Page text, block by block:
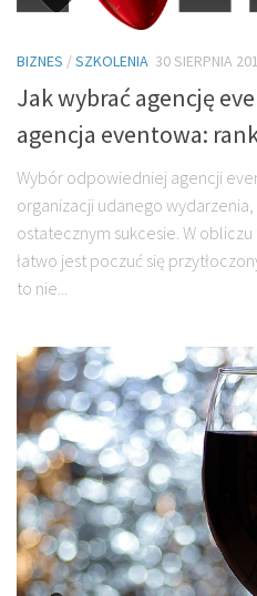
BIZNES /SZKOLENIA 30 SIERPNIA
Jak wybrać agencję
agencja eventowa:
Wybór odpowiedniej agencji
organizacji udanego
ostatecznym sukcesie. W
łatwo jest poczuć się
to nie...